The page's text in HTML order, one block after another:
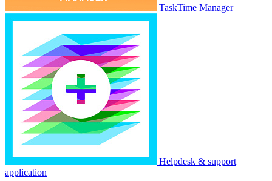
TaskTime Manager
Helpdesk & support
application